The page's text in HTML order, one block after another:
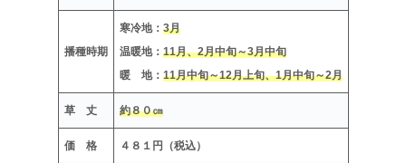
播種時期
寒冷地： 3月
温暖地： 11月、2月中旬～3月中旬
暖 地： 11月中旬～12月上旬、1月中旬～2月
草 丈 約８０㎝
価 格 ４８１円（税込）